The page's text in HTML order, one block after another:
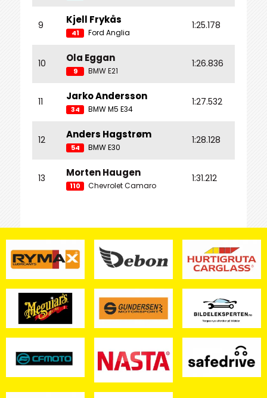
9 Kjell Frykås
41 Ford Anglia
1:25.178
10 Ola Eggan
9 BMW E21
1:26.836
11 Jarko Andersson
34 BMW M5 E34
1:27.532
12 Anders Hagstrøm
54 BMW E30
1:28.128
13 Morten Haugen
110 Chevrolet Camaro
1:31.212